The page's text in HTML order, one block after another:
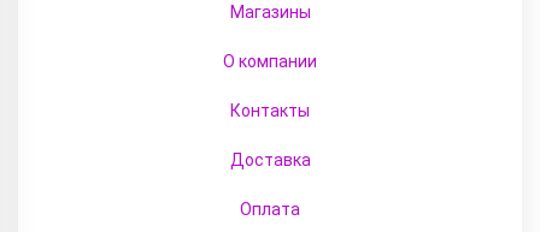
Магазины
О компании
Контакты
Доставка
Оплата